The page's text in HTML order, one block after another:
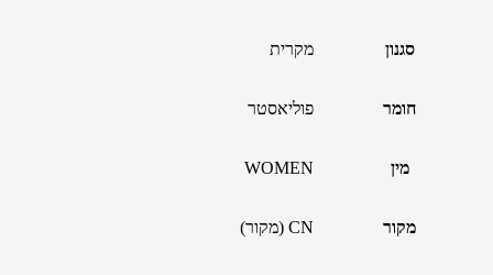
סגנון מקרית
חומר פוליאסטר
מין WOMEN
מקור CN (מקור)